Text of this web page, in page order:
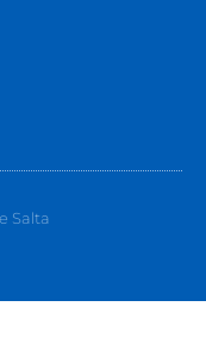
Salta